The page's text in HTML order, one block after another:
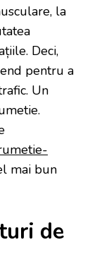
la
Deci,
pentru a
Un
mai bun
de